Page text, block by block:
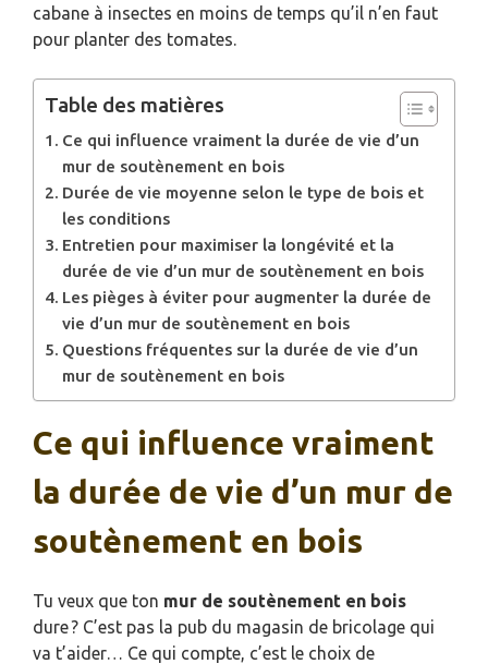
cabane à insectes en moins de temps qu’il n’en faut
pour planter des tomates.
Table des matières
Ce qui influence vraiment la durée de vie d’un
mur de soutènement en bois
Durée de vie moyenne selon le type de bois et
les conditions
Entretien pour maximiser la longévité et la
durée de vie d’un mur de soutènement en bois
Les pièges à éviter pour augmenter la durée de
vie d’un mur de soutènement en bois
Questions fréquentes sur la durée de vie d’un
mur de soutènement en bois
Ce qui influence vraiment
la durée de vie d’un mur de
soutènement en bois
Tu veux que ton mur de soutènement en bois
dure ? C’est pas la pub du magasin de bricolage qui
va t’aider… Ce qui compte, c’est le choix de